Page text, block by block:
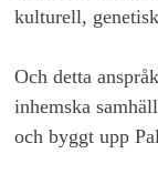
kulturell,
Och detta
inhemska
och byggt upp